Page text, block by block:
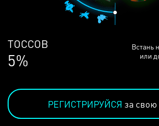
ЛЮДЕЙ
68%
Встань
или
РЕГИСТРИРУЙСЯ за свою